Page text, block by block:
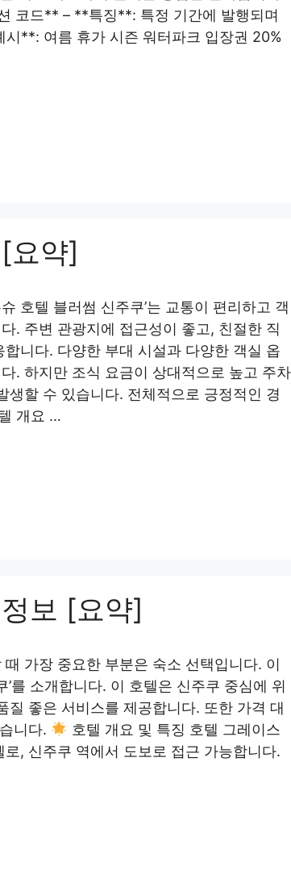
코드** – **특징**: 특정 기간에 발행되며
**: 여름 휴가 시즌 워터파크 입장권 20%
요약]
호텔 블러썸 신주쿠’는 교통이 편리하고 객
. 주변 관광지에 접근성이 좋고, 친절한 직
니다. 다양한 부대 시설과 다양한 객실 옵
. 하지만 조식 요금이 상대적으로 높고 주차
생할 수 있습니다. 전체적으로 긍정적인 경
개요 …
보 [요약]
가장 중요한 부분은 숙소 선택입니다. 이
’를 소개합니다. 이 호텔은 신주쿠 중심에 위
질 좋은 서비스를 제공합니다. 또한 가격 대
니다.
호텔 개요 및 특징 호텔 그레이스
, 신주쿠 역에서 도보로 접근 가능합니다.